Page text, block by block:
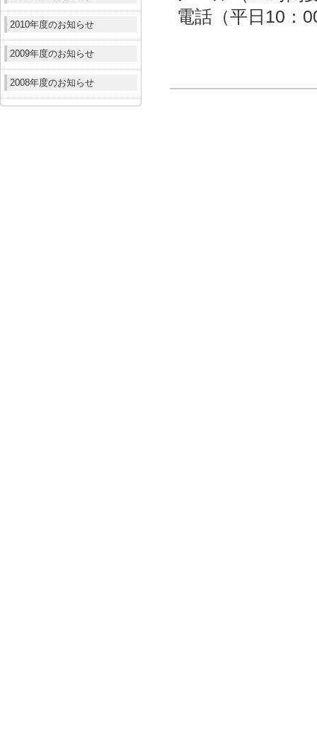
2010年度のお知らせ
2009年度のお知らせ
2008年度のお知らせ
電話（平日10：